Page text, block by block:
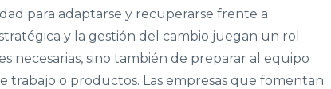
para adaptarse y recuperarse frente a
y la gestión del cambio juegan un rol
necesarias, sino también de preparar al equipo
trabajo o productos. Las empresas que fomentan